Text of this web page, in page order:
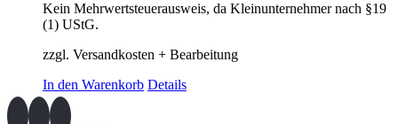
Kein Mehrwertsteuerausweis, da Kleinunternehmer nach §19
(1) UStG.
zzgl. Versandkosten + Bearbeitung
In den Warenkorb Details